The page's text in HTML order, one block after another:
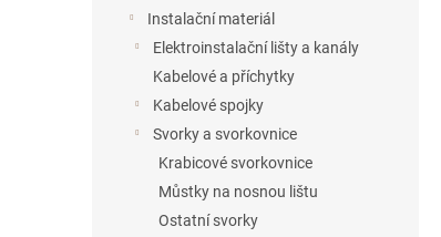
Instalační materiál
Elektroinstalační lišty a kanály
Kabelové a příchytky
Kabelové spojky
Svorky a svorkovnice
Krabicové svorkovnice
Můstky na nosnou lištu
Ostatní svorky